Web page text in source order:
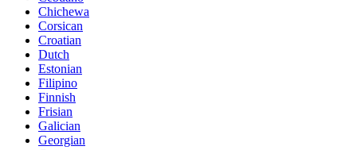
Chichewa
Corsican
Croatian
Dutch
Estonian
Filipino
Finnish
Frisian
Galician
Georgian